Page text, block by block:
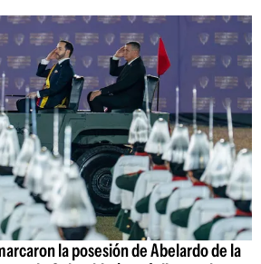
la posesión de Abelardo de la